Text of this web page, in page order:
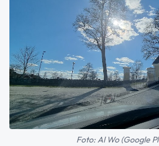
Foto: Al Wo (Google